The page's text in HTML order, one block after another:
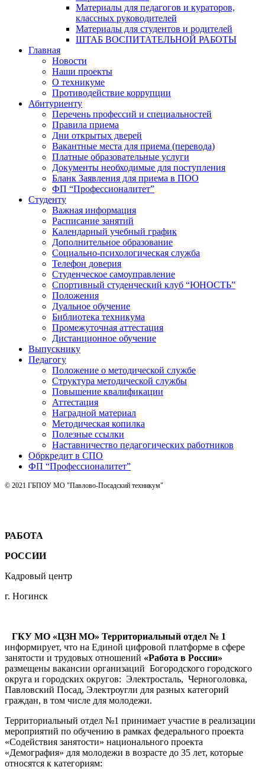
Материалы для педагогов и кураторов,
классных руководителей
Материалы для студентов и родителей
ШТАБ ВОСПИТАТЕЛЬНОЙ РАБОТЫ
Главная
Новости
Наши проекты
О техникуме
Противодействие коррупции
Абитуриенту
Перечень профессий и специальностей
Правила приема
Дни открытых дверей
Вакантные места для приема (перевода)
Платные образовательные услуги
Документы необходимые для поступления
Бланк Заявления для приема в ПОО
ФП “Профессионалитет”
Студенту
Важная информация
Расписание занятий
Календарный учебный график
Дополнительное образование
Социально-психологическая служба
Телефон доверия
Студенческое самоуправление
Спортивный студенческий клуб “ЮНОСТЬ”
Положения
Дуальное обучение
Библиотека техникума
Промежуточная аттестация
Дистанционное обучение
Выпускнику
Педагогу
Положение о методической службе
Структура методической службы
Повышение квалификации
Аттестация
Наградной материал
Методическая копилка
Полезные ссылки
Наставничество педагогических работников
Обркредит в СПО
ФП “Профессионалитет”
© 2021 ГБПОУ МО "Павлово-Посадский техникум"
РАБОТА
РОССИИ
Кадровый центр
г. Ногинск
ГКУ МО «ЦЗН МО» Территориальный отдел № 1
информирует, что на Единой цифровой платформе в сфере
занятости и трудовых отношений «Работа в России»
размещены вакансии организаций Богородского городского
округа и городских округов: Электросталь, Черноголовка,
Павловский Посад, Электроугли для разных категорий
граждан, в том числе для молодежи.
Территориальный отдел №1 принимает участие в реализации
мероприятий по обучению в рамках федерального проекта
«Содействия занятости» национального проекта
«Демография» для молодежи в возрасте до 35 лет, которые
относятся к категориям: